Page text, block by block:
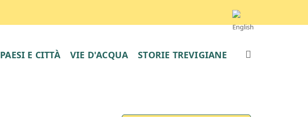
PAESI E CITTÀ VIE D'ACQUA STORIE TREVIGIANE